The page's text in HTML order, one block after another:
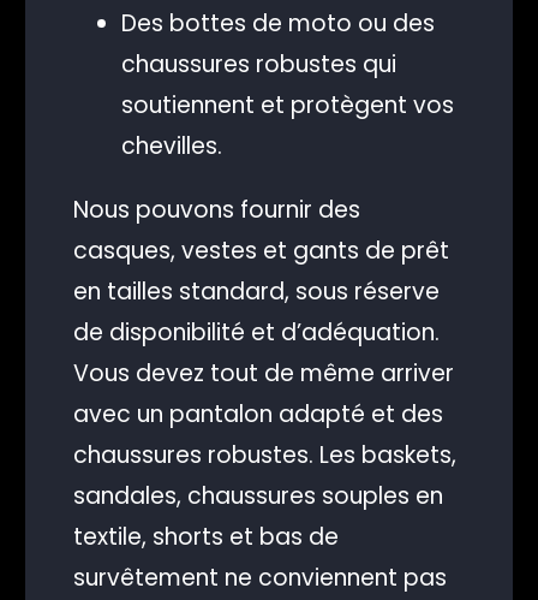
Des bottes de moto ou des
chaussures robustes qui
soutiennent et protègent vos
chevilles.
Nous pouvons fournir des
casques, vestes et gants de prêt
en tailles standard, sous réserve
de disponibilité et d’adéquation.
Vous devez tout de même arriver
avec un pantalon adapté et des
chaussures robustes. Les baskets,
sandales, chaussures souples en
textile, shorts et bas de
survêtement ne conviennent pas